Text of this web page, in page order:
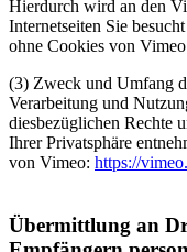
Hierdurch wird an den
Internetseiten Sie
ohne Cookies von
(3) Zweck und Umfang
Verarbeitung und
diesbezüglichen Rechte
Ihrer Privatsphäre
von Vimeo: https://
Übermittlung an